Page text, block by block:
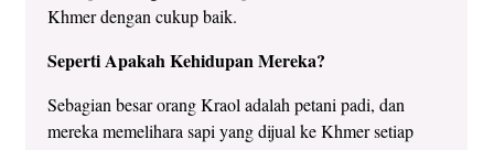
Khmer dengan cukup baik.
Seperti Apakah Kehidupan Mereka?
Sebagian besar orang Kraol adalah petani padi, dan
mereka memelihara sapi yang dijual ke Khmer setiap